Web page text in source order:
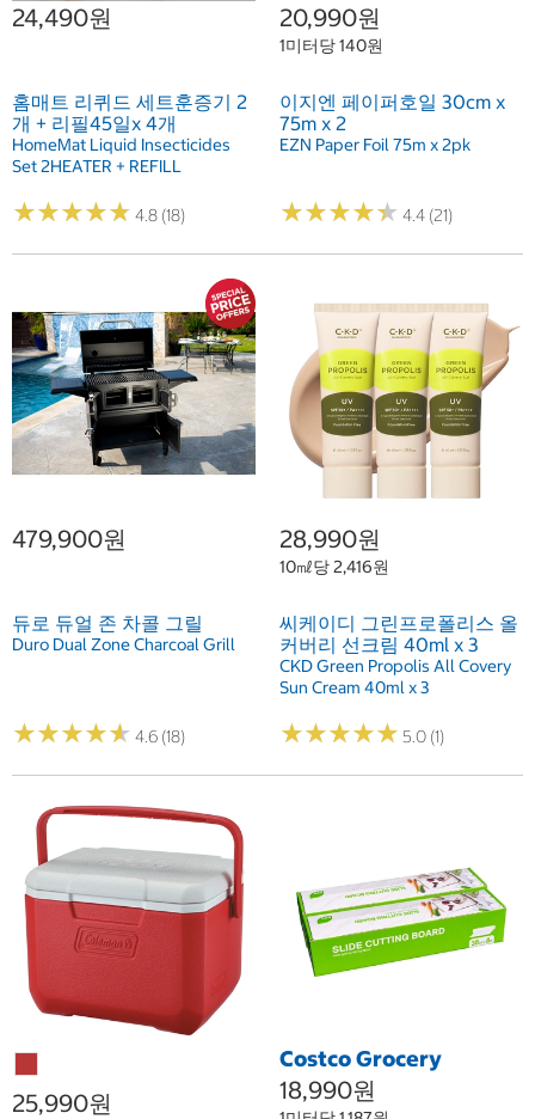
24,490원
홈매트 리퀴드 세트훈증기 2
개 + 리필45일x 4개
HomeMat Liquid Insecticides
Set 2HEATER + REFILL
★★★★★
★★★★★ 4.8 (18)
20,990원
1미터당 140원
이지엔 페이퍼호일 30cm x
75m x 2
EZN Paper Foil 75m x 2pk
★★★★★
★★★★★ 4.4 (21)
479,900원
듀로 듀얼 존 차콜 그릴
Duro Dual Zone Charcoal Grill
★★★★★
★★★★★ 4.6 (18)
28,990원
10㎖당 2,416원
씨케이디 그린프로폴리스 올
커버리 선크림 40ml x 3
CKD Green Propolis All Covery
Sun Cream 40ml x 3
★★★★★
★★★★★ 5.0 (1)
25,990원
Costco Grocery
18,990원